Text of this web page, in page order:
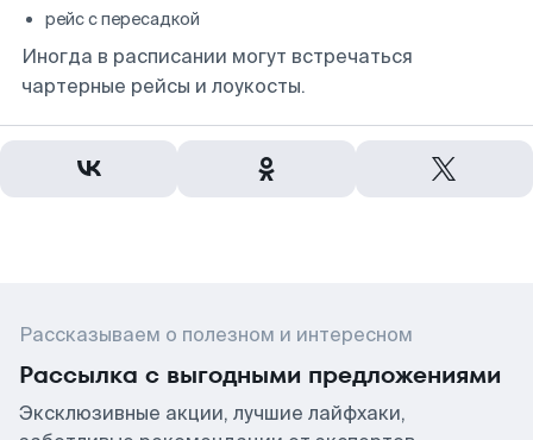
рейс с пересадкой
Иногда в расписании могут встречаться
чартерные рейсы и лоукосты.
Рассказываем о полезном и интересном
Рассылка с выгодными предложениями
Эксклюзивные акции, лучшие лайфхаки,